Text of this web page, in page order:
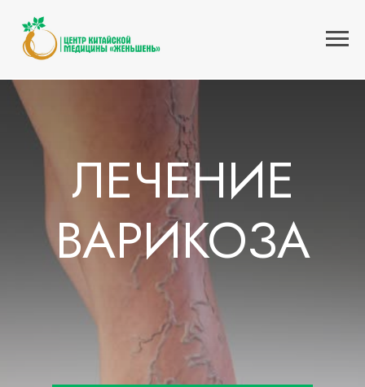
Главная » Услуги Болезни сосудов
ЛЕЧЕНИЕ
ВАРИКОЗА